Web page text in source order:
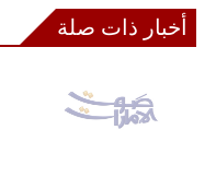
أخبار ذات صلة